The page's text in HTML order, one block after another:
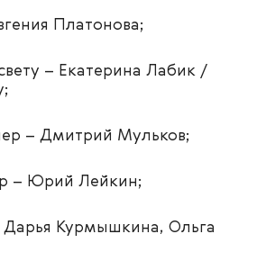
Платонова;
– Екатерина Лабик /
– Дмитрий Мульков;
– Юрий Лейкин;
Курмышкина, Ольга